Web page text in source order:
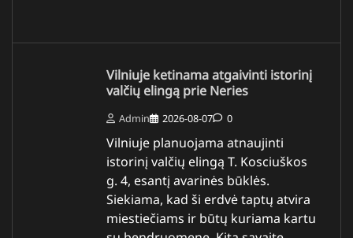
Vilniuje ketinama atgaivinti istorinį
valčių elingą prie Neries
Admin 2026-08-07 0
Vilniuje planuojama atnaujinti
istorinį valčių elingą T. Kosciuškos
g. 4, esantį avarinės būklės.
Siekiama, kad ši erdvė taptų atvira
miestiečiams ir būtų kuriama kartu